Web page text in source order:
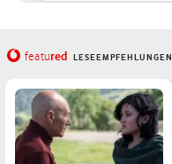
featured LESEEMPFEHLUNGEN